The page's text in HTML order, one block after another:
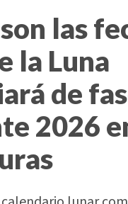
las
la Luna
de
2026